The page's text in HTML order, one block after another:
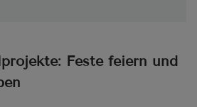
Feste feiern und